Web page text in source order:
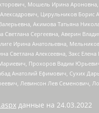
Мошель Ирина
Цирульников
Акимова Татьяна
Сергеевна, Аверин
Ирина Анатольевна,
Светлана Алексеевна, Закс
Прохоров Вадим
Анатолий Ефимович, Сухих
Левинсон Лев
данные на 24.03.2022